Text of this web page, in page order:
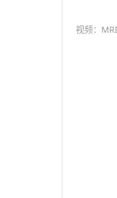
视频：